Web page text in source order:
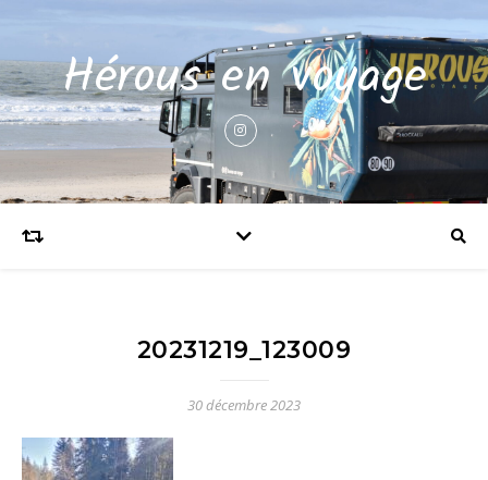
Hérous en voyage
20231219_123009
30 décembre 2023